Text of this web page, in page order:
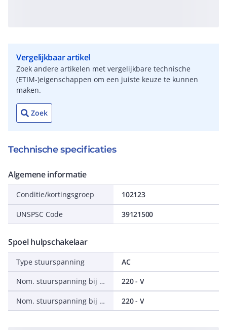
Vergelijkbaar artikel
Zoek andere artikelen met vergelijkbare technische
(ETIM-)eigenschappen om een juiste keuze te kunnen
maken.
Zoek
Technische specificaties
Algemene informatie
Conditie/kortingsgroep 102123
UNSPSC Code 39121500
Spoel hulpschakelaar
Type stuurspanning
AC
Nom. stuurspanning bij AC 60 Hz
220 - V
Nom. stuurspanning bij AC 50 Hz 220 - V